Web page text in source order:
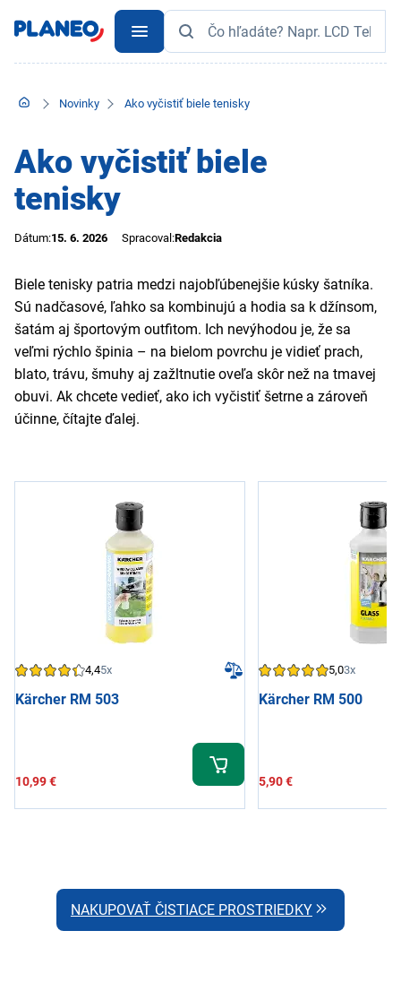
Novinky Ako vyčistiť biele tenisky
Ako vyčistiť biele
tenisky
Dátum:15. 6. 2026 Spracoval:Redakcia
Biele tenisky patria medzi najobľúbenejšie kúsky šatníka.
Sú nadčasové, ľahko sa kombinujú a hodia sa k džínsom,
šatám aj športovým outfitom. Ich nevýhodou je, že sa
veľmi rýchlo špinia – na bielom povrchu je vidieť prach,
blato, trávu, šmuhy aj zažltnutie oveľa skôr než na tmavej
obuvi. Ak chcete vedieť, ako ich vyčistiť šetrne a zároveň
účinne, čítajte ďalej.
4,45x
Kärcher RM 503
10,99 €
5,03x
Kärcher RM 500
5,90 €
NAKUPOVAŤ ČISTIACE PROSTRIEDKY